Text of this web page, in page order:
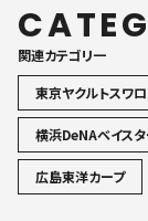
関連カテゴリ一
東京ヤクルトスワ
横浜DeNAベイス
広島東洋カープ